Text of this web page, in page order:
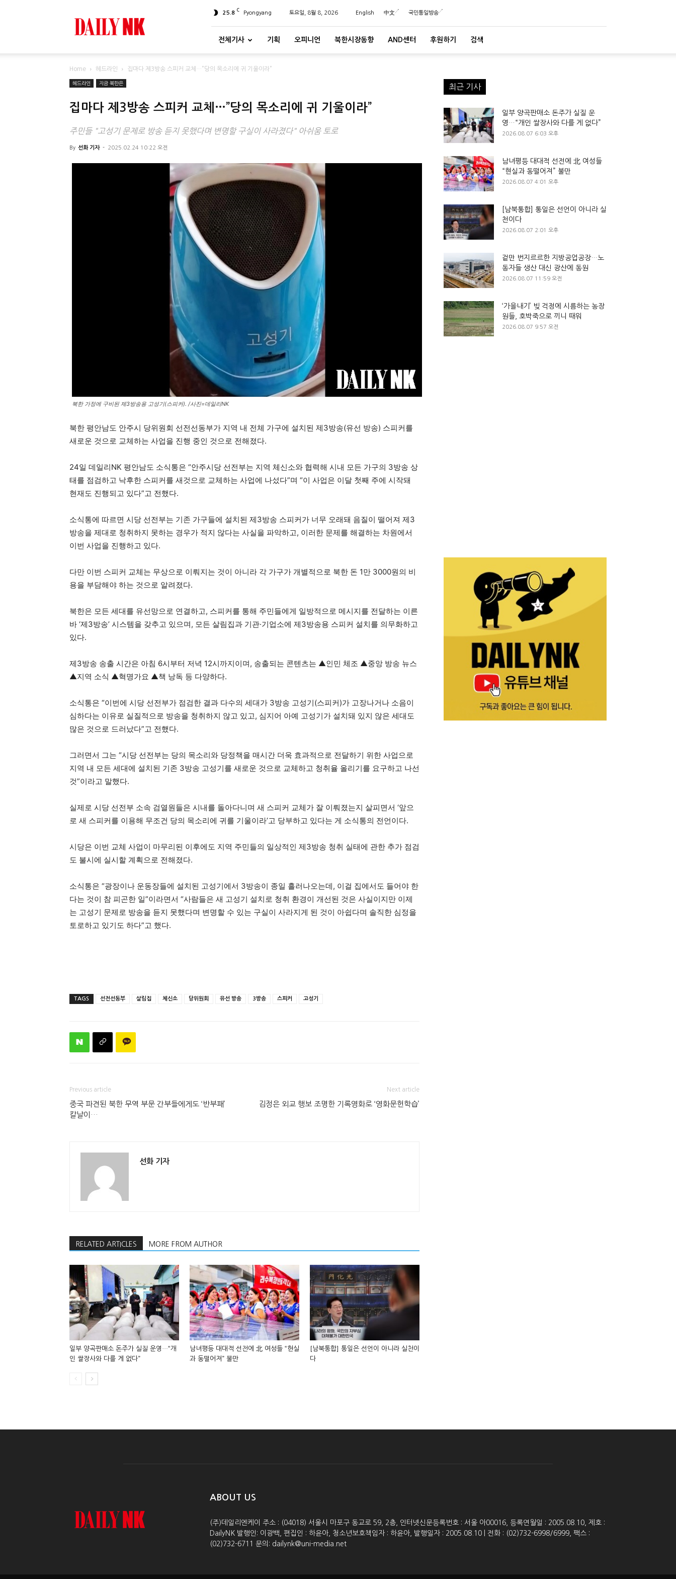
25.8 C Pyongyang 토요일, 8월 8, 2026 English 中文 국민통일방송
전체기사 기획 오피니언 북한시장동향 AND센터 후원하기 검색
Home 헤드라인 집마다 제3방송 스피커 교체…”당의 목소리에 귀 기울이라”
헤드라인 지금 북한은
집마다 제3방송 스피커 교체…”당의 목소리에 귀 기울이라”
주민들 "고성기 문제로 방송 듣지 못했다며 변명할 구실이 사라졌다" 아쉬움 토로
By 선화 기자 - 2025.02.24 10:22 오전
북한 가정에 구비된 제3방송용 고성기(스피커). /사진=데일리NK
북한 평안남도 안주시 당위원회 선전선동부가 지역 내 전체 가구에 설치된 제3방송(유선 방송) 스피커를
새로운 것으로 교체하는 사업을 진행 중인 것으로 전해졌다.
24일 데일리NK 평안남도 소식통은 “안주시당 선전부는 지역 체신소와 협력해 시내 모든 가구의 3방송 상
태를 점검하고 낙후한 스피커를 새것으로 교체하는 사업에 나섰다”며 “이 사업은 이달 첫째 주에 시작돼
현재도 진행되고 있다”고 전했다.
소식통에 따르면 시당 선전부는 기존 가구들에 설치된 제3방송 스피커가 너무 오래돼 음질이 떨어져 제3
방송을 제대로 청취하지 못하는 경우가 적지 않다는 사실을 파악하고, 이러한 문제를 해결하는 차원에서
이번 사업을 진행하고 있다.
다만 이번 스피커 교체는 무상으로 이뤄지는 것이 아니라 각 가구가 개별적으로 북한 돈 1만 3000원의 비
용을 부담해야 하는 것으로 알려졌다.
북한은 모든 세대를 유선망으로 연결하고, 스피커를 통해 주민들에게 일방적으로 메시지를 전달하는 이른
바 ‘제3방송’ 시스템을 갖추고 있으며, 모든 살림집과 기관·기업소에 제3방송용 스피커 설치를 의무화하고
있다.
제3방송 송출 시간은 아침 6시부터 저녁 12시까지이며, 송출되는 콘텐츠는 ▲인민 체조 ▲중앙 방송 뉴스
▲지역 소식 ▲혁명가요 ▲책 낭독 등 다양하다.
소식통은 “이번에 시당 선전부가 점검한 결과 다수의 세대가 3방송 고성기(스피커)가 고장나거나 소음이
심하다는 이유로 실질적으로 방송을 청취하지 않고 있고, 심지어 아예 고성기가 설치돼 있지 않은 세대도
많은 것으로 드러났다”고 전했다.
그러면서 그는 “시당 선전부는 당의 목소리와 당정책을 매시간 더욱 효과적으로 전달하기 위한 사업으로
지역 내 모든 세대에 설치된 기존 3방송 고성기를 새로운 것으로 교체하고 청취율 올리기를 요구하고 나선
것”이라고 말했다.
실제로 시당 선전부 소속 검열원들은 시내를 돌아다니며 새 스피커 교체가 잘 이뤄졌는지 살피면서 ‘앞으
로 새 스피커를 이용해 무조건 당의 목소리에 귀를 기울이라’고 당부하고 있다는 게 소식통의 전언이다.
시당은 이번 교체 사업이 마무리된 이후에도 지역 주민들의 일상적인 제3방송 청취 실태에 관한 추가 점검
도 불시에 실시할 계획으로 전해졌다.
소식통은 “광장이나 운동장들에 설치된 고성기에서 3방송이 종일 흘러나오는데, 이걸 집에서도 들어야 한
다는 것이 참 피곤한 일”이라면서 “사람들은 새 고성기 설치로 청취 환경이 개선된 것은 사실이지만 이제
는 고성기 문제로 방송을 듣지 못했다며 변명할 수 있는 구실이 사라지게 된 것이 아쉽다며 솔직한 심정을
토로하고 있기도 하다”고 했다.
TAGS 선전선동부 살림집 체신소 당위원회 유선 방송 3방송 스피커 고성기
Previous article
중국 파견된 북한 무역 부문 간부들에게도 ‘반부패’
칼날이…
Next article
김정은 외교 행보 조명한 기록영화로 ‘영화문헌학습’
선화 기자
RELATED ARTICLES MORE FROM AUTHOR
일부 양곡판매소 돈주가 실질 운영…“개
인 쌀장사와 다를 게 없다”
남녀평등 대대적 선전에 北 여성들 “현실
과 동떨어져” 불만
[남북통합] 통일은 선언이 아니라 실천이
다
최근 기사
일부 양곡판매소 돈주가 실질 운
영…“개인 쌀장사와 다를 게 없다”
2026.08.07 6:03 오후
남녀평등 대대적 선전에 北 여성들
“현실과 동떨어져” 불만
2026.08.07 4:01 오후
[남북통합] 통일은 선언이 아니라 실
천이다
2026.08.07 2:01 오후
겉만 번지르르한 지방공업공장…노
동자들 생산 대신 광산에 동원
2026.08.07 11:59 오전
‘가을내기’ 빚 걱정에 시름하는 농장
원들, 호박죽으로 끼니 때워
2026.08.07 9:57 오전
ABOUT US
(주)데일리엔케이 주소 : (04018) 서울시 마포구 동교로 59, 2층, 인터넷신문등록번호 : 서울 아00016, 등록연월일 : 2005.08.10, 제호 :
DailyNK 발행인: 이광백, 편집인 : 하윤아, 청소년보호책임자 : 하윤아, 발행일자 : 2005.08.10 | 전화 : (02)732-6998/6999, 팩스 :
(02)732-6711 문의: dailynk@uni-media.net